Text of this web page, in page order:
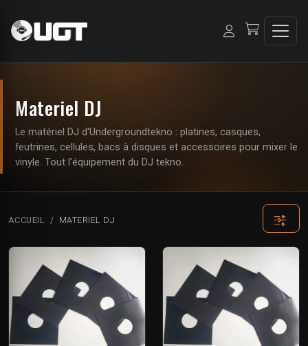
Materiel DJ
Le matériel DJ d'Undergroundtekno : platines, casques,
feutrines, cellules, bacs à disques et accessoires pour mixer le
vinyle. Tout l'équipement du DJ tekno.
ACCUEIL MATERIEL DJ